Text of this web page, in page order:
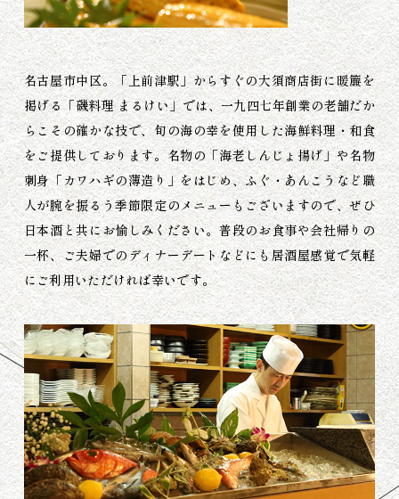
名古屋市中区。「上前津駅」からすぐの大須商店街に暖簾を
掲げる「磯料理 まるけい」では、一九四七年創業の老舗だか
らこその確かな技で、旬の海の幸を使用した海鮮料理・和食
をご提供しております。名物の「海老しんじょ揚げ」や名物
刺身「カワハギの薄造り」をはじめ、ふぐ・あんこうなど職
人が腕を振るう季節限定のメニューもございますので、ぜひ
日本酒と共にお愉しみください。普段のお食事や会社帰りの
一杯、ご夫婦でのディナーデートなどにも居酒屋感覚で気軽
にご利用いただければ幸いです。